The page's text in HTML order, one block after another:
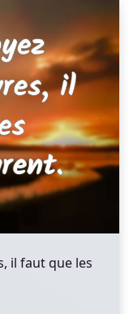
il faut que les